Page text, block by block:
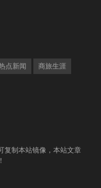
点新闻 商旅生涯
复制本站镜像，本站文章